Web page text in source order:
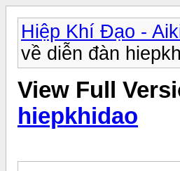
Hiệp Khí Đạo -
về diễn đàn
View Full
hiepkhidao